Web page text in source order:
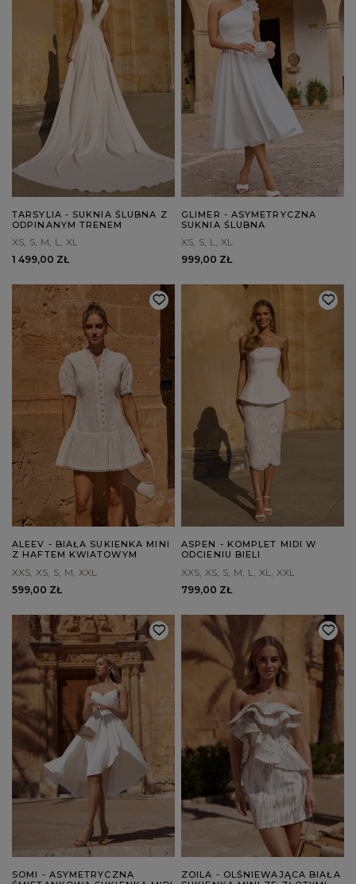
TARSYLIA - SUKNIA ŚLUBNA Z
ODPINANYM TRENEM
XS S M L XL
1 499,00 ZŁ
GLIMER - ASYMETRYCZNA
SUKNIA ŚLUBNA
XS S L XL
999,00 ZŁ
ALEEV - BIAŁA SUKIENKA MINI
Z HAFTEM KWIATOWYM
XXS XS S M XXL
599,00 ZŁ
ASPEN - KOMPLET MIDI W
ODCIENIU BIELI
XXS XS S M L XL
XXL
799,00 ZŁ
SOMI - ASYMETRYCZNA
ZOILA - OLŚNIEWAJĄCA BIAŁA